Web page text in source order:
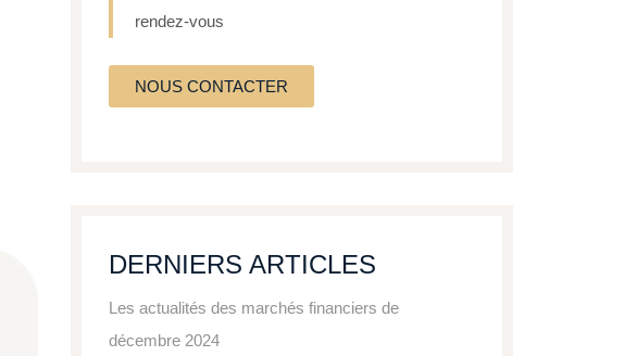
rendez-vous
NOUS CONTACTER
DERNIERS ARTICLES
Les actualités des marchés financiers de
décembre 2024